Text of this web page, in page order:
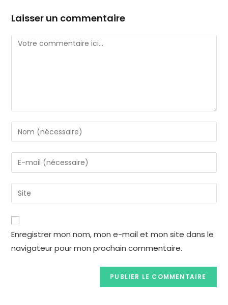
Laisser un commentaire
Enregistrer mon nom, mon e-mail et mon site dans le
navigateur pour mon prochain commentaire.